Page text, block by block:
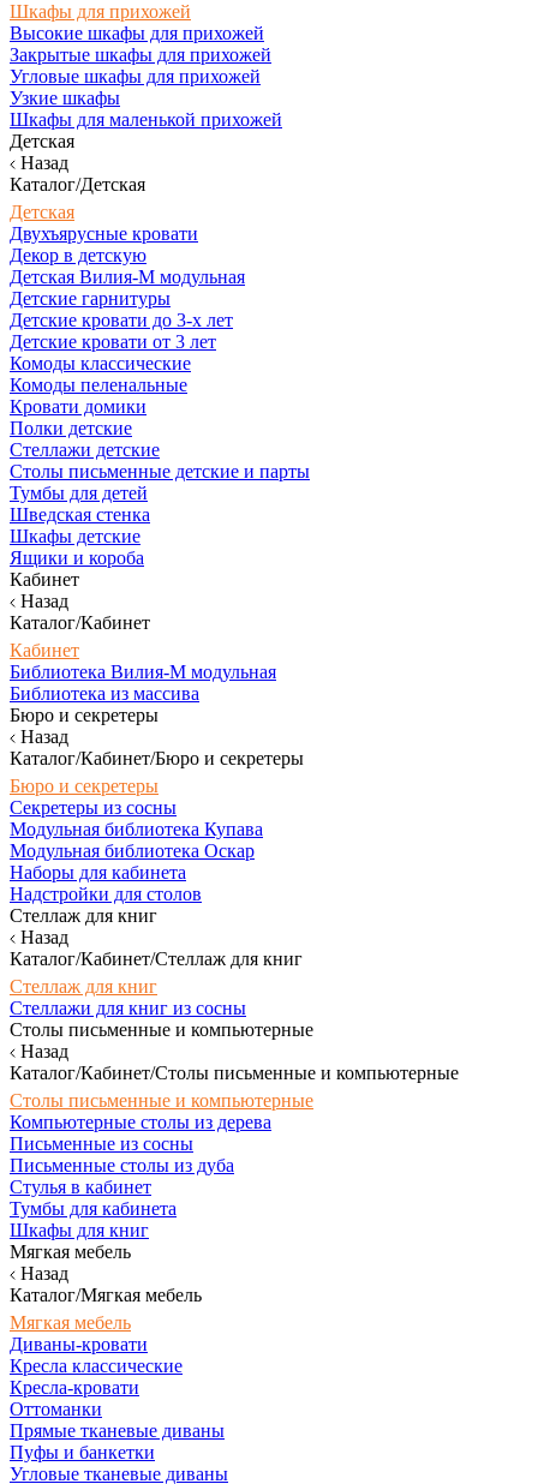
Шкафы для прихожей
Высокие шкафы для прихожей
Закрытые шкафы для прихожей
Угловые шкафы для прихожей
Узкие шкафы
Шкафы для маленькой прихожей
Детская
Назад
Каталог/Детская
Детская
Двухъярусные кровати
Декор в детскую
Детская Вилия-М модульная
Детские гарнитуры
Детские кровати до 3-х лет
Детские кровати от 3 лет
Комоды классические
Комоды пеленальные
Кровати домики
Полки детские
Стеллажи детские
Столы письменные детские и парты
Тумбы для детей
Шведская стенка
Шкафы детские
Ящики и короба
Кабинет
Назад
Каталог/Кабинет
Кабинет
Библиотека Вилия-М модульная
Библиотека из массива
Бюро и секретеры
Назад
Каталог/Кабинет/Бюро и секретеры
Бюро и секретеры
Секретеры из сосны
Модульная библиотека Купава
Модульная библиотека Оскар
Наборы для кабинета
Надстройки для столов
Стеллаж для книг
Назад
Каталог/Кабинет/Стеллаж для книг
Стеллаж для книг
Стеллажи для книг из сосны
Столы письменные и компьютерные
Назад
Каталог/Кабинет/Столы письменные и компьютерные
Столы письменные и компьютерные
Компьютерные столы из дерева
Письменные из сосны
Письменные столы из дуба
Стулья в кабинет
Тумбы для кабинета
Шкафы для книг
Мягкая мебель
Назад
Каталог/Мягкая мебель
Мягкая мебель
Диваны-кровати
Кресла классические
Кресла-кровати
Оттоманки
Прямые тканевые диваны
Пуфы и банкетки
Угловые тканевые диваны